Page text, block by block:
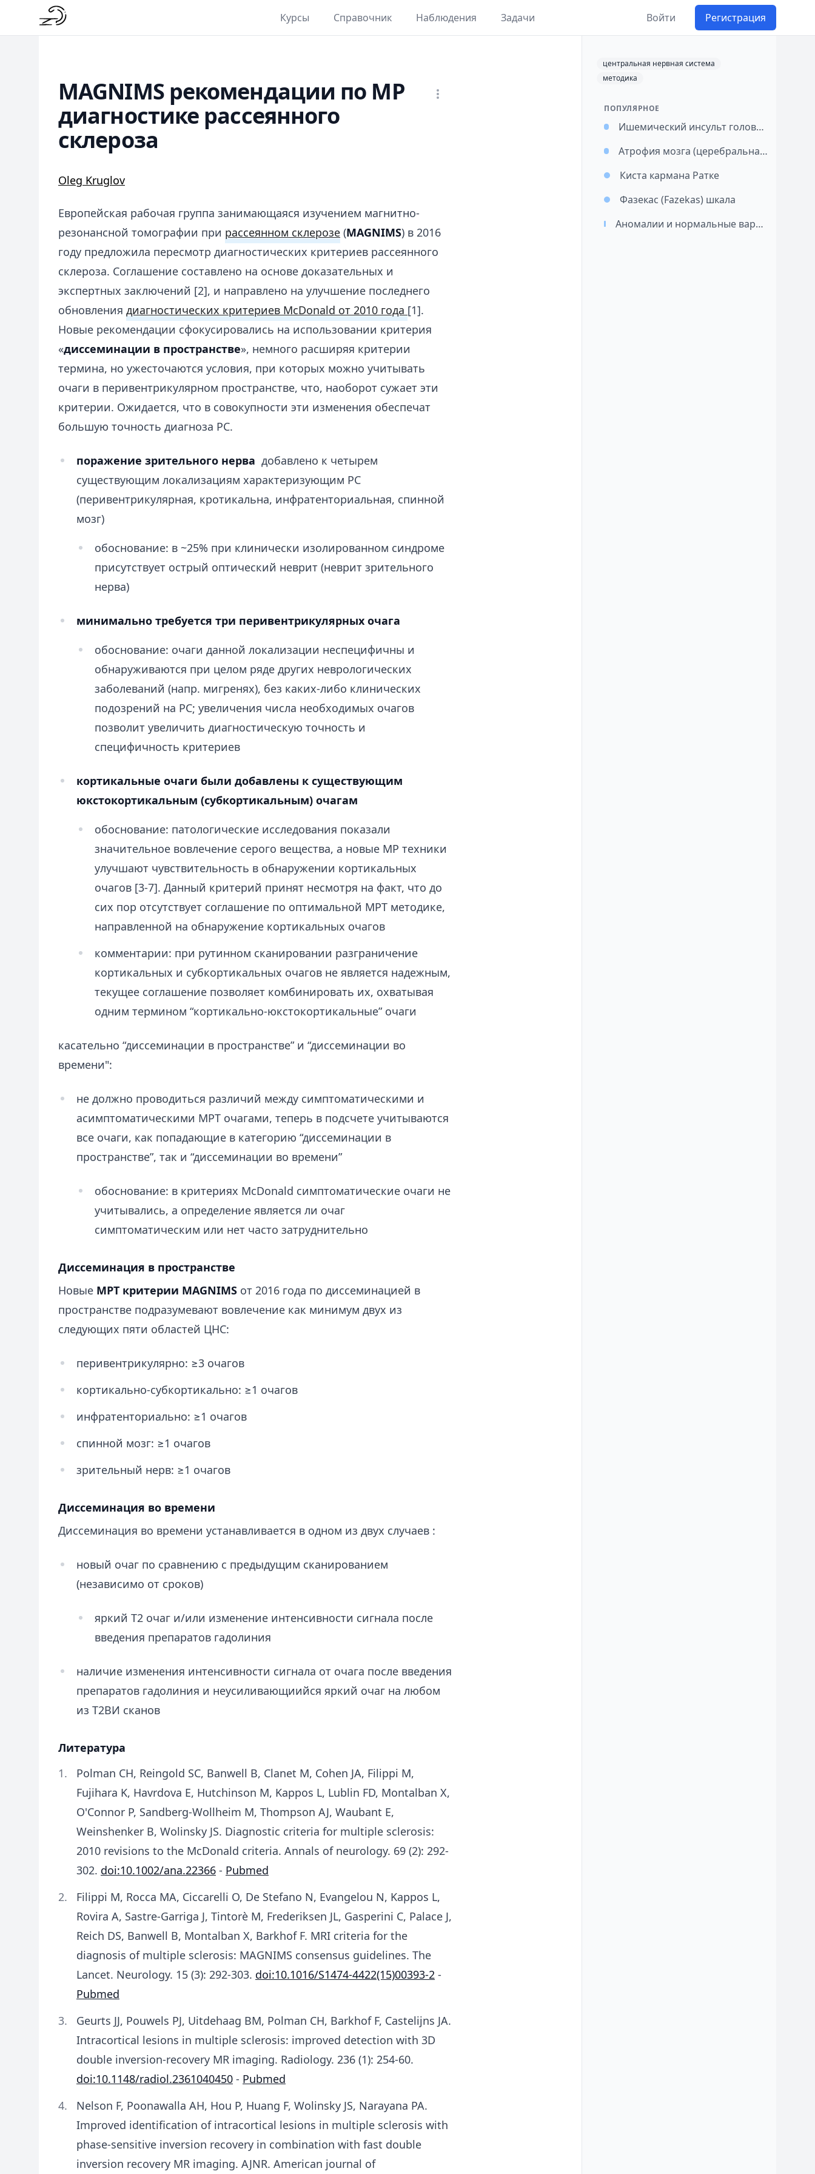
Курсы Справочник Наблюдения Задачи Войти Регистрация
MAGNIMS рекомендации по МР
диагностике рассеянного
склероза
Oleg Kruglov
Европейская рабочая группа занимающаяся изучением магнитно-
резонансной томографии при рассеянном склерозе (MAGNIMS) в 2016
году предложила пересмотр диагностических критериев рассеянного
склероза. Соглашение составлено на основе доказательных и
экспертных заключений [2], и направлено на улучшение последнего
обновления диагностических критериев McDonald от 2010 года [1].
Новые рекомендации сфокусировались на использовании критерия
«диссеминации в пространстве», немного расширяя критерии
термина, но ужесточаются условия, при которых можно учитывать
очаги в перивентрикулярном пространстве, что, наоборот сужает эти
критерии. Ожидается, что в совокупности эти изменения обеспечат
большую точность диагноза РС.
поражение зрительного нерва добавлено к четырем
существующим локализациям характеризующим РС
(перивентрикулярная, кротикальна, инфратенториальная, спинной
мозг)
обоснование: в ~25% при клинически изолированном синдроме
присутствует острый оптический неврит (неврит зрительного
нерва)
минимально требуется три перивентрикулярных очага
обоснование: очаги данной локализации неспецифичны и
обнаруживаются при целом ряде других неврологических
заболеваний (напр. мигренях), без каких-либо клинических
подозрений на РС; увеличения числа необходимых очагов
позволит увеличить диагностическую точность и
специфичность критериев
кортикальные очаги были добавлены к существующим
юкстокортикальным (субкортикальным) очагам
обоснование: патологические исследования показали
значительное вовлечение серого вещества, а новые МР техники
улучшают чувствительность в обнаружении кортикальных
очагов [3-7]. Данный критерий принят несмотря на факт, что до
сих пор отсутствует соглашение по оптимальной МРТ методике,
направленной на обнаружение кортикальных очагов
комментарии: при рутинном сканировании разграничение
кортикальных и субкортикальных очагов не является надежным,
текущее соглашение позволяет комбинировать их, охватывая
одним термином “кортикально-юкстокортикальные” очаги
касательно “диссеминации в пространстве” и “диссеминации во
времени":
не должно проводиться различий между симптоматическими и
асимптоматическими МРТ очагами, теперь в подсчете учитываются
все очаги, как попадающие в категорию “диссеминации в
пространстве”, так и “диссеминации во времени”
обоснование: в критериях McDonald симптоматические очаги не
учитывались, а определение является ли очаг
симптоматическим или нет часто затруднительно
Диссеминация в пространстве
Новые МРТ критерии MAGNIMS от 2016 года по диссеминацией в
пространстве подразумевают вовлечение как минимум двух из
следующих пяти областей ЦНС:
перивентрикулярно: ≥3 очагов
кортикально-субкортикально: ≥1 очагов
инфратенториально: ≥1 очагов
спинной мозг: ≥1 очагов
зрительный нерв: ≥1 очагов
Диссеминация во времени
Диссеминация во времени устанавливается в одном из двух случаев :
новый очаг по сравнению с предыдущим сканированием
(независимо от сроков)
яркий T2 очаг и/или изменение интенсивности сигнала после
введения препаратов гадолиния
наличие изменения интенсивности сигнала от очага после введения
препаратов гадолиния и неусиливающиийся яркий очаг на любом
из Т2ВИ сканов
Литература
Polman CH, Reingold SC, Banwell B, Clanet M, Cohen JA, Filippi M,
Fujihara K, Havrdova E, Hutchinson M, Kappos L, Lublin FD, Montalban X,
O'Connor P, Sandberg-Wollheim M, Thompson AJ, Waubant E,
Weinshenker B, Wolinsky JS. Diagnostic criteria for multiple sclerosis:
2010 revisions to the McDonald criteria. Annals of neurology. 69 (2): 292-
302. doi:10.1002/ana.22366 - Pubmed
Filippi M, Rocca MA, Ciccarelli O, De Stefano N, Evangelou N, Kappos L,
Rovira A, Sastre-Garriga J, Tintorè M, Frederiksen JL, Gasperini C, Palace J,
Reich DS, Banwell B, Montalban X, Barkhof F. MRI criteria for the
diagnosis of multiple sclerosis: MAGNIMS consensus guidelines. The
Lancet. Neurology. 15 (3): 292-303. doi:10.1016/S1474-4422(15)00393-2 -
Pubmed
Geurts JJ, Pouwels PJ, Uitdehaag BM, Polman CH, Barkhof F, Castelijns JA.
Intracortical lesions in multiple sclerosis: improved detection with 3D
double inversion-recovery MR imaging. Radiology. 236 (1): 254-60.
doi:10.1148/radiol.2361040450 - Pubmed
Nelson F, Poonawalla AH, Hou P, Huang F, Wolinsky JS, Narayana PA.
Improved identification of intracortical lesions in multiple sclerosis with
phase-sensitive inversion recovery in combination with fast double
inversion recovery MR imaging. AJNR. American journal of
центральная нервная система
методика
ПОПУЛЯРНОЕ
Ишемический инсульт головного мозга
Атрофия мозга (церебральная атрофия)
Киста кармана Ратке
Фазекас (Fazekas) шкала
Аномалии и нормальные варианты внутричерепных артерий: подход к классификации и значимость